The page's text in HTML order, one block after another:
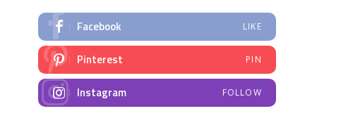
Facebook LIKE
Pinterest PIN
Instagram FOLLOW